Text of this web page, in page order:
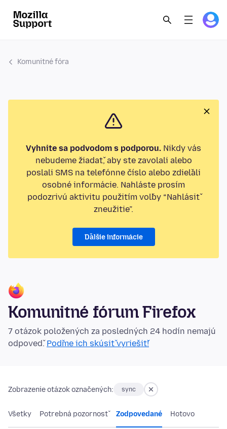
Komunitné fóra
Vyhnite sa podvodom s podporou. Nikdy vás
nebudeme žiadať, aby ste zavolali alebo
poslali SMS na telefónne číslo alebo zdieľali
osobné informácie. Nahláste prosím
podozrivú aktivitu použitím voľby “Nahlásiť
zneužitie”.
Ďalšie informácie
Komunitné fórum Firefox
7 otázok položených za posledných 24 hodín nemajú
odpoveď.Poďme ich skúsiť vyriešiť!
Zobrazenie otázok označených: sync
Všetky Potrebná pozornosť Zodpovedané Hotovo